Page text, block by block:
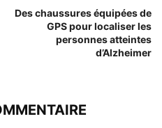
Des chaussures équipées de
GPS pour localiser les
personnes atteintes
d’Alzheimer